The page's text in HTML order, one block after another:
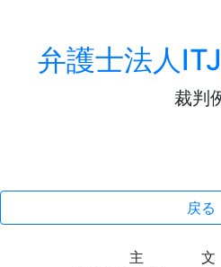
弁護士法人
裁判
戻る
主 文